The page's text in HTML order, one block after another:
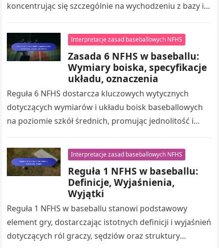
koncentrując się szczególnie na wychodzeniu z bazy i
Interpretacje zasad baseballowych NFHS
Zasada 6 NFHS w baseballu:
Wymiary boiska, specyfikacje
układu, oznaczenia
Reguła 6 NFHS dostarcza kluczowych wytycznych
dotyczących wymiarów i układu boisk baseballowych
na poziomie szkół średnich, promując jednolitość i
odległości od home…
Interpretacje zasad baseballowych NFHS
Reguła 1 NFHS w baseballu:
Definicje, Wyjaśnienia,
Wyjątki
Reguła 1 NFHS w baseballu stanowi podstawowy
element gry, dostarczając istotnych definicji i wyjaśnień
dotyczących ról graczy, sędziów oraz struktury